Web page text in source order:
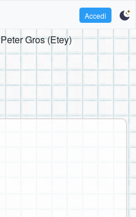
Accedi
Peter Gros (Etey)